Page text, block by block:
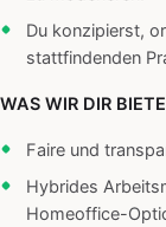
Du konzipierst,
stattfindenden
WAS WIR DIR
Faire und
Hybrides
Homeoffice-